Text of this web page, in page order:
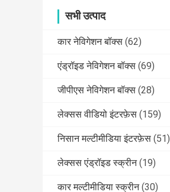
सभी उत्पाद
कार नेविगेशन बॉक्स (62)
एंड्रॉइड नेविगेशन बॉक्स (69)
जीपीएस नेविगेशन बॉक्स (28)
लेक्सस वीडियो इंटरफ़ेस (159)
निसान मल्टीमीडिया इंटरफ़ेस (51)
लेक्सस एंड्रॉइड स्क्रीन (19)
कार मल्टीमीडिया स्क्रीन (30)